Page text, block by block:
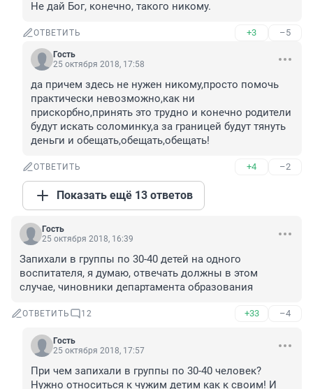
Не дай Бог, конечно, такого никому.
ОТВЕТИТЬ +3 –5
Гость
25 октября 2018, 17:58
да причем здесь не нужен никому,просто помочь
практически невозможно,как ни
прискорбно,принять это трудно и конечно родители
будут искать соломинку,а за границей будут тянуть
деньги и обещать,обещать,обещать!
ОТВЕТИТЬ +4 –2
Показать ещё 13 ответов
Гость
25 октября 2018, 16:39
Запихали в группы по 30-40 детей на одного
воспитателя, я думаю, отвечать должны в этом
случае, чиновники департамента образования
ОТВЕТИТЬ 12 +33 –4
Гость
25 октября 2018, 17:57
При чем запихали в группы по 30-40 человек?
Нужно относиться к чужим детим как к своим! И